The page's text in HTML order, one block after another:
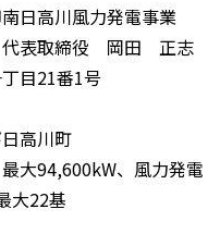
日高川風力発電事業
代表取締役 岡田 正志
21番1号
高川町
大94,600kW、風力発電
大22基